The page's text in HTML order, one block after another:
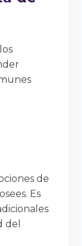
de
Es
del